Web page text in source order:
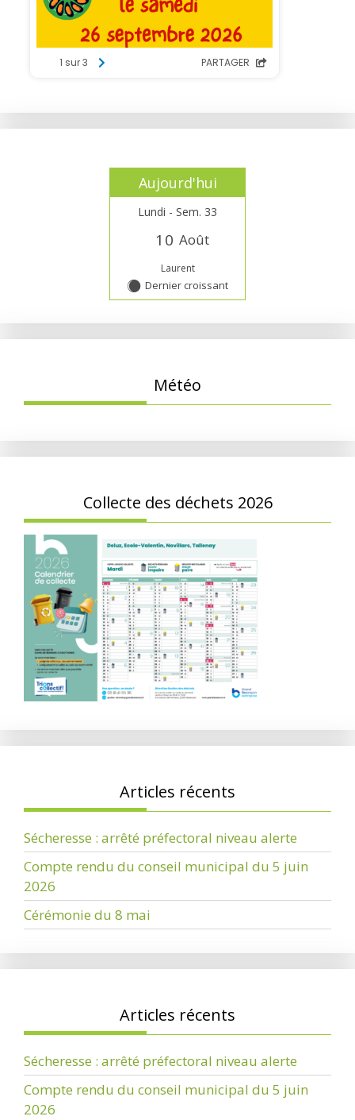
Aujourd'hui
Lundi - Sem. 33
1 0 Août
Laurent
Y Dernier croissant
Météo
Collecte des déchets 2026
Articles récents
Sécheresse : arrêté préfectoral niveau alerte
Compte rendu du conseil municipal du 5 juin
2026
Cérémonie du 8 mai
Articles récents
Sécheresse : arrêté préfectoral niveau alerte
Compte rendu du conseil municipal du 5 juin
2026